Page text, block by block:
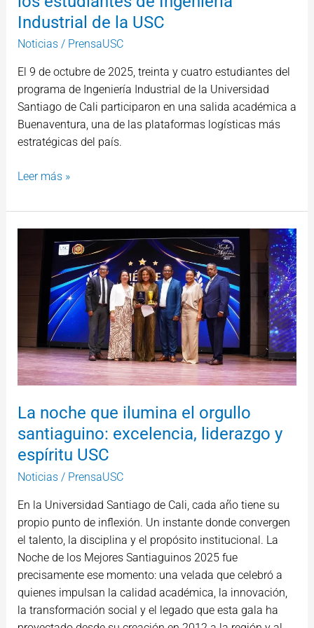
Industrial de la USC
Noticias/ PrensaUSC
El 9 de octubre de 2025, treinta y cuatro estudiantes del
programa de Ingeniería Industrial de la Universidad
Santiago de Cali participaron en una salida académica a
Buenaventura, una de las plataformas logísticas más
estratégicas del país.
USC
Leer más »
La noche que ilumina el orgullo
santiaguino: excelencia, liderazgo y
espíritu USC
Noticias/ PrensaUSC
En la Universidad Santiago de Cali, cada año tiene su
propio punto de inflexión. Un instante donde convergen
el talento, la disciplina y el propósito institucional. La
Noche de los Mejores Santiaguinos 2025 fue
precisamente ese momento: una velada que celebró a
quienes impulsan la calidad académica, la innovación,
la transformación social y el legado que esta gala ha
ilumina
orgullo
santiaguino:
excelencia,
liderazgo
espíritu
USC